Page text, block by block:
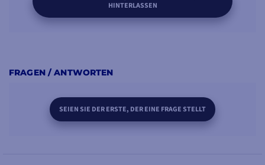
HINTERLASSEN
FRAGEN / ANTWORTEN
SEIEN SIE DER ERSTE, DER EINE FRAGE STELLT